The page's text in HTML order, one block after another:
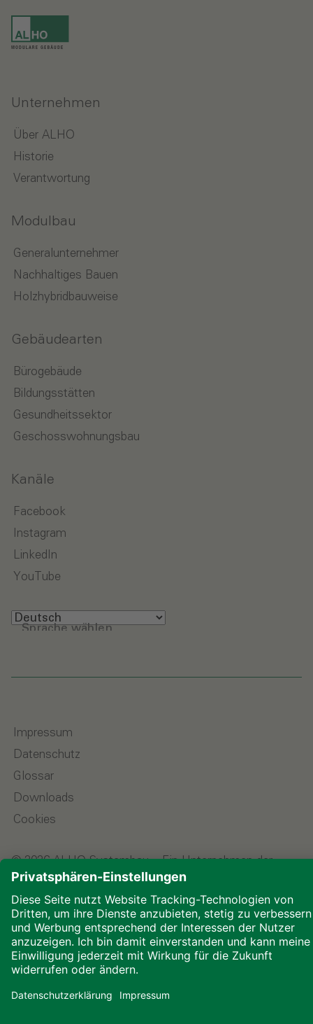
Unternehmen
Über ALHO
Historie
Verantwortung
Modulbau
Generalunternehmer
Nachhaltiges Bauen
Holzhybridbauweise
Gebäudearten
Bürogebäude
Bildungsstätten
Gesundheitssektor
Geschosswohnungsbau
Kanäle
Facebook
Instagram
LinkedIn
YouTube
Sprache wählen
Impressum
Datenschutz
Glossar
Downloads
Cookies
© 2026 ALHO Systembau – Ein Unternehmen der
ALHO Gruppe